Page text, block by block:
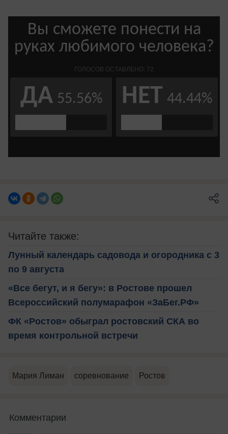
Читайте также:
Лунный календарь садовода и огородника с 3
по 9 августа
«Все бегут, и я бегу»: в Ростове прошел
Всероссийский полумарафон «ЗаБег.РФ»
ФК «Ростов» обыграл ростовский СКА во
время контрольной встречи
Мария Лиман соревнование Ростов
Комментарии